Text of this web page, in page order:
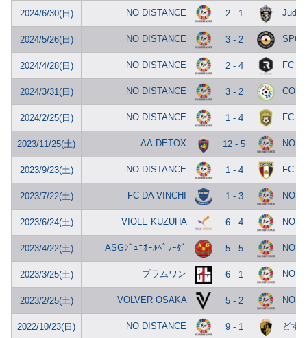
2024/6/30(日) NO DISTANCE 2 - 1 Judah
2024/5/26(日) NO DISTANCE 3 - 2
2024/4/28(日) NO DISTANCE 2 - 4 FC
2024/3/31(日) NO DISTANCE 3 - 2
2024/2/25(日) NO DISTANCE 1 - 4 FC
2023/11/25(土) AA.DETOX 12 - 5 NO
2023/9/23(土) NO DISTANCE 1 - 4 FC
2023/7/22(土) FC DA VINCHI 1 - 3 NO
2023/6/24(土) VIOLE KUZUHA 6 - 4 NO
2023/4/22(土) ASGｼﾞｭﾆｵｰﾙﾍﾟﾗｰﾀﾞ 5 - 5 NO
2023/3/25(土) プラムワン 6 - 1 NO
2023/2/25(土) VOLVER OSAKA 5 - 2 NO
2022/10/23(日) NO DISTANCE 9 - 1 どす